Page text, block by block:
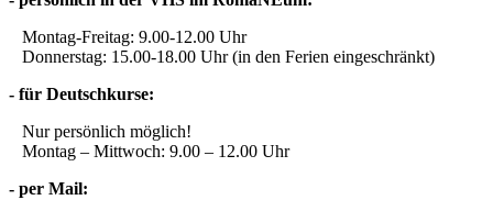
Montag-Freitag: 9.00-12.00 Uhr
Donnerstag: 15.00-18.00 Uhr (in den Ferien eingeschränkt)
- für Deutschkurse:
Nur persönlich möglich!
Montag – Mittwoch: 9.00 – 12.00 Uhr
- per Mail: